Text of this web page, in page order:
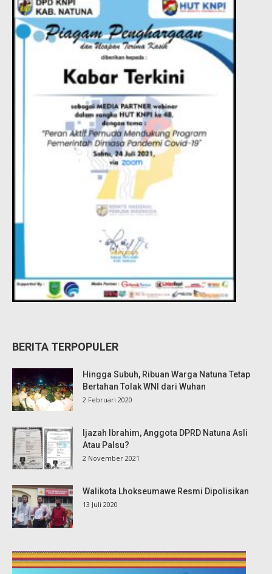
BERITA TERPOPULER
Hingga Subuh, Ribuan Warga Natuna Tetap
Bertahan Tolak WNI dari Wuhan
2 Februari 2020
Ijazah Ibrahim, Anggota DPRD Natuna Asli
Atau Palsu?
2 November 2021
Walikota Lhokseumawe Resmi Dipolisikan
13 Juli 2020